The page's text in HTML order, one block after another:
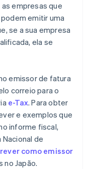
empresas que
emitir uma
se a sua empresa
ela se
emissor de fatura
correio para o
e-Tax. Para obter
e exemplos que
informe fiscal,
de
como emissor
no Japão.